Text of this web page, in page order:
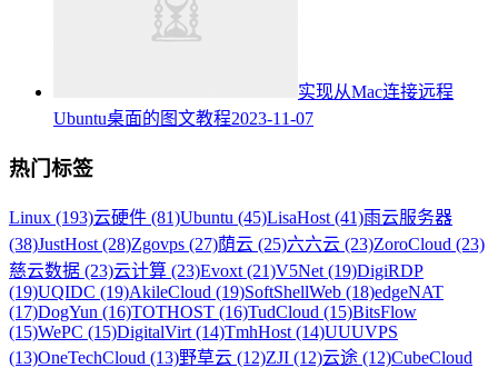
实现从Mac连接远程
Ubuntu桌面的图文教程2023-11-07
热门标签
Linux (193)云硬件 (81)Ubuntu (45)LisaHost (41)雨云服务器
(38)JustHost (28)Zgovps (27)荫云 (25)六六云 (23)ZoroCloud (23)
慈云数据 (23)云计算 (23)Evoxt (21)V5Net (19)DigiRDP
(19)UQIDC (19)AkileCloud (19)SoftShellWeb (18)edgeNAT
(17)DogYun (16)TOTHOST (16)TudCloud (15)BitsFlow
(15)WePC (15)DigitalVirt (14)TmhHost (14)UUUVPS
(13)OneTechCloud (13)野草云 (12)ZJI (12)云途 (12)CubeCloud